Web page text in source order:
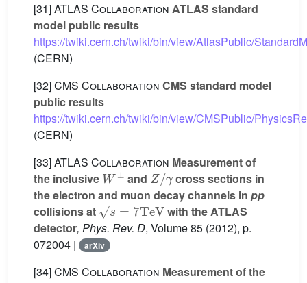
[31]ATLAS Collaboration ATLAS standard
model public results
https://twiki.cern.ch/twiki/bin/view/AtlasPublic/
(CERN)
[32]CMS Collaboration CMS standard model
public results
https://twiki.cern.ch/twiki/bin/view/CMSPublic/
(CERN)
[33]ATLAS Collaboration Measurement of
the inclusive
W±
and
Z/γ
cross sections in
the electron and muon decay channels in pp
collisions at
s=7 TeV
with the ATLAS
detector, Phys. Rev. D, Volume 85 (2012), p.
072004 |
arXiv
[34]CMS Collaboration Measurement of the